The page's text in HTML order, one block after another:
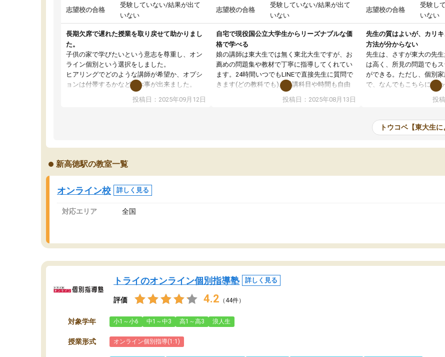
志望校の合格
受験していない/結果が出て
いない
長期欠席で遅れた授業を取り戻せて助かりまし
た。
子供の家で学びたいという意志を尊重し、オン
ライン個別という選択をしました。
ヒアリングでどのような講師が希望か、オプシ
ョンは付帯するかなど選ぶ事が出来ました。
講師とのマッチング後講師との初回ミーティン
グを行い、その講師で良いか他の講師を希望す
オンラインツールを使用した単語帳の共有があ
り宿題もそちらで出される形でした。
2ヶ月で担当講師の方がお辞めになると言う事で
講師変更の申し出があり、あまりに短期での変
更だった為、塾に通う事にして退会しました。
遅れも取り戻せ、授業内容や講師の方は良かっ
投稿日：2025年09月12日
志望校の合格
受験していない/結果が出て
いない
自宅で現役国公立大学生からリーズナブルな価
格で学べる
娘の講師は東大生では無く東北大生ですが、お
薦めの問題集や教材で丁寧に指導してくれてい
ます。24時間いつでもLINEで直接先生に質問で
きます(どの教科でも)。受講科目や時間も自由
に決めれるので、個人に合った勉強ができると
思います。カリキュラム相談みたいなのがあり
ます。講師も合わなければチェンジできます
投稿日：2025年08月13日
志望校の合格
受験し
いない
先生の質はよいが、カリ
方法が分からない
先生は、さすが東大の先
は高く、所見の問題でも
ができる。ただし、個別
で、なんでもこちらに合
のだが、具体的なカリキ
は、授業の先取り学習を
いただいたが、1時間の
範囲は限られており、そ
なく、上手い活用の仕方
投
トウコベ【東大生
新高徳駅の教室一覧
オンライン校 詳しく見る
対応エリア 全国
トライのオンライン個別指導塾 詳しく見る
評価 4.2 （44件）
対象学年 小1～小6 中1～中3 高1～高3 浪人生
授業形式 オンライン個別指導(1:1)